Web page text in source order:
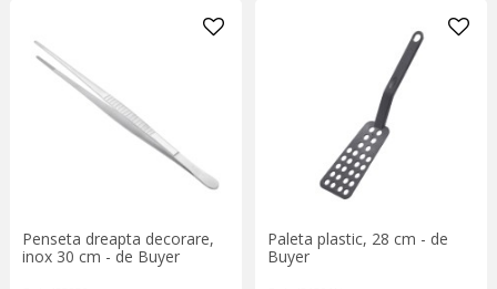
Penseta dreapta decorare,
inox 30 cm - de Buyer
Paleta plastic, 28 cm - de
Buyer